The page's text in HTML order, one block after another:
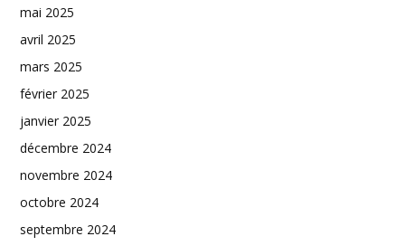
mai 2025
avril 2025
mars 2025
février 2025
janvier 2025
décembre 2024
novembre 2024
octobre 2024
septembre 2024